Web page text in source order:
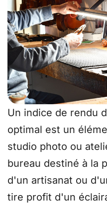
Un indice de rendu
optimal est un
studio photo ou
bureau destiné à la
d'un artisanat ou
tire profit d'un